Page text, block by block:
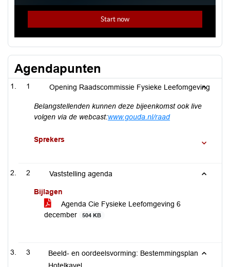
Agendapunten
1 Opening Raadscommissie Fysieke Leefomgeving
Belangstellenden kunnen deze bijeenkomst ook live
volgen via de webcast:www.gouda.nl/raad
Sprekers
2 Vaststelling agenda
Bijlagen
Agenda Cie Fysieke Leefomgeving 6
december
504 KB
3
Beeld- en oordeelsvorming: Bestemmingsplan